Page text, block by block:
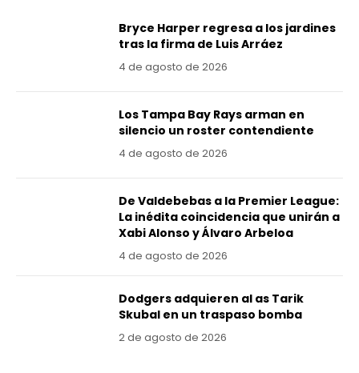
Bryce Harper regresa a los jardines
tras la firma de Luis Arráez
4 de agosto de 2026
Los Tampa Bay Rays arman en
silencio un roster contendiente
4 de agosto de 2026
De Valdebebas a la Premier League:
La inédita coincidencia que unirán a
Xabi Alonso y Álvaro Arbeloa
4 de agosto de 2026
Dodgers adquieren al as Tarik
Skubal en un traspaso bomba
2 de agosto de 2026